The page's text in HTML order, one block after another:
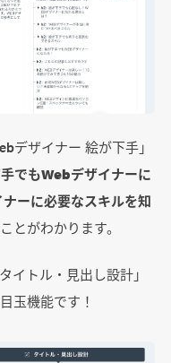
デザイナー 絵が下手」
手でもWebデザイナーに
ーに必要なスキルを知
とがわかります。
イトル・見出し設計」
玉機能です！